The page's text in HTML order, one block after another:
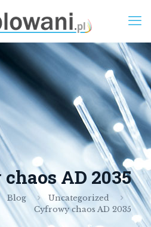
AD 2035
Blog
Uncategorized
Cyfrowy chaos AD 2035